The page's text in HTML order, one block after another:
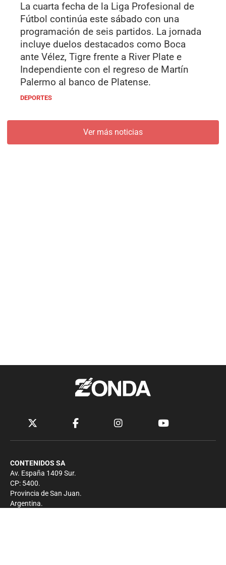
La cuarta fecha de la Liga Profesional de
Fútbol continúa este sábado con una
programación de seis partidos. La jornada
incluye duelos destacados como Boca
ante Vélez, Tigre frente a River Plate e
Independiente con el regreso de Martín
Palermo al banco de Platense.
DEPORTES
Ver más noticias
CONTENIDOS SA
Av. España 1409 Sur.
CP: 5400.
Provincia de San Juan.
Argentina.